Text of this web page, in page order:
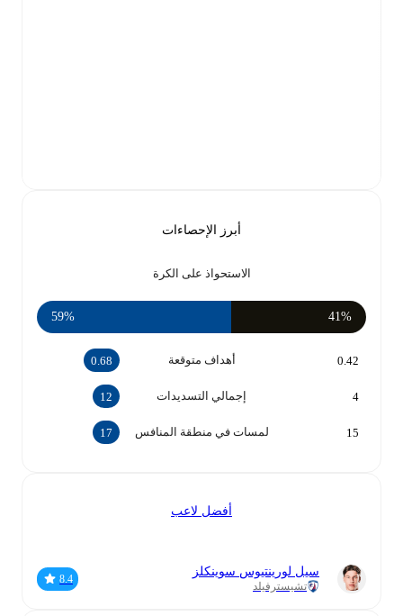
أبرز الإحصاءات
الاستحواذ على الكرة
41‎%‎
59‎%‎
أهداف متوقعة 0.68
إجمالي التسديدات
لمسات في منطقة المنافس
أفضل لاعب
سيل لورينتيوس سوينكلز
تشيسترفيلد